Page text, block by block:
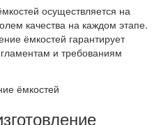
осуществляется на
качества на каждом этапе.
ёмкостей гарантирует
и требованиям